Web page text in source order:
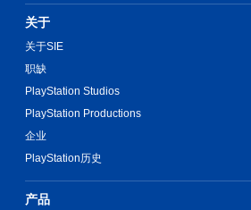
关于
关于SIE
职缺
PlayStation Studios
PlayStation Productions
企业
PlayStation历史
产品